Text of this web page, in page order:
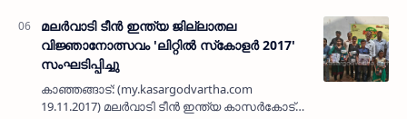
മലര്‍വാടി ടീന്‍ ഇന്ത്യ ജില്ലാതല
വിജ്ഞാനോത്സവം 'ലിറ്റില്‍ സ്‌കോളര്‍ 2017'
സംഘടിപ്പിച്ചു
കാഞ്ഞങ്ങാട്: (my.kasargodvartha.com
19.11.2017) മലര്‍വാടി ടീന്‍ ഇന്ത്യ കാസര്‍കോട്